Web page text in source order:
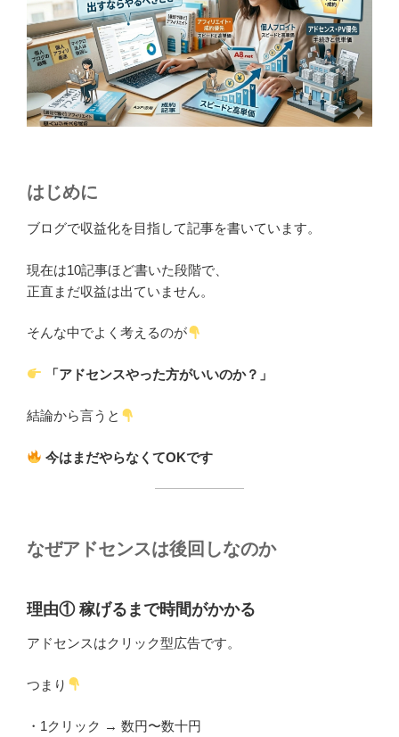
はじめに
ブログで収益化を目指して記事を書いています。
現在は10記事ほど書いた段階で、
正直まだ収益は出ていません。
そんな中でよく考えるのが
「アドセンスやった方がいいのか？」
結論から言うと
今はまだやらなくてOKです
なぜアドセンスは後回しなのか
理由① 稼げるまで時間がかかる
アドセンスはクリック型広告です。
つまり
・1クリック → 数円〜数十円